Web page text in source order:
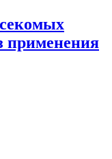
применения